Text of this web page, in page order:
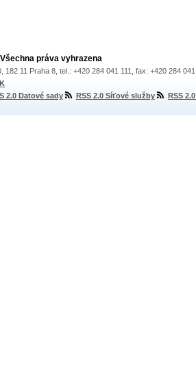
práva vyhrazena
182 11 Praha 8, tel.: +420 284 041 111, fax: +420 284
2.0 Datové sady RSS 2.0 Síťové služby RSS